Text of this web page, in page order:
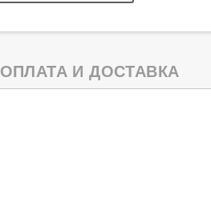
ОПЛАТА И ДОСТАВКА